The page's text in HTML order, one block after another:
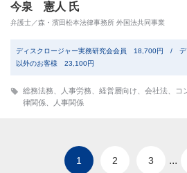
今泉 憲人 氏
弁護士／森・濱田松本法律事務所 外国法共同事業
ディスクロージャー実務研究会会員 18,700円 / デ
以外のお客様 23,100円
総務法務 人事労務 経営層向け 会社法 コ
律関係
人事関係
1 2 3 ...